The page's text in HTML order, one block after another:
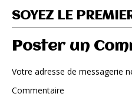
SOYEZ LE
Poster un
Votre adresse de messagerie
Commentaire